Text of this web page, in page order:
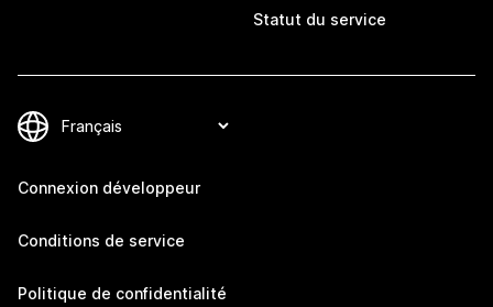
Statut du service
Connexion développeur
Conditions de service
Politique de confidentialité